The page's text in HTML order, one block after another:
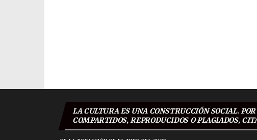
de
entradas
LA CULTURA ES UNA CONSTRUCCIÓN SOCIAL.
COMPARTIDOS, REPRODUCIDOS O PLAGIADOS,